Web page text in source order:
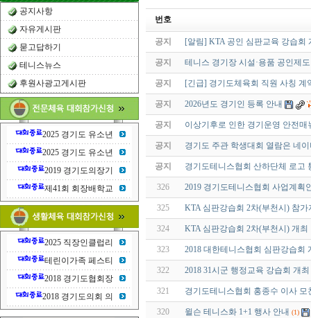
공지사항
자유게시판
묻고답하기
테니스뉴스
후원사광고게시판
2025 경기도 유소년
2025 경기도 유소년
2019 경기도의장기
제41회 회장배학교
2025 직장인클럽리
테린이가족 페스티
2018 경기도협회장
2018 경기도의회 의
번호
공지 [알림] KTA 공인 심판교육 강습회
공지 테니스 경기장 시설·용품 공인제
공지 [긴급] 경기도체육회 직원 사칭 계
공지 2026년도 경기인 등록 안내
공지 이상기후로 인한 경기운영 안전매
공지 경기도 주관 학생대회 열람은 네
공지 경기도테니스협회 산하단체 로고
326 2019 경기도테니스협회 사업계획
325 KTA 심판강습회 2차(부천시) 참
324 KTA 심판강습회 2차(부천시) 개최
323 2018 대한테니스협회 심판강습회
322 2018 31시군 행정교육 강습회 개
321 경기도테니스협회 홍종수 이사 모
320 윌슨 테니스화 1+1 행사 안내 (1)